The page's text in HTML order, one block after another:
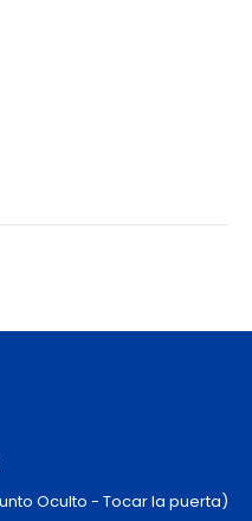
Oculto - Tocar la puerta)